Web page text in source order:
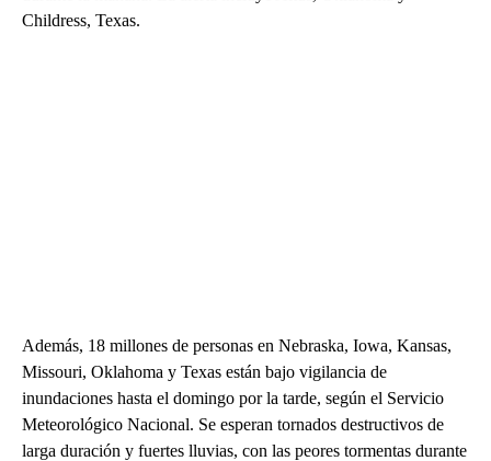
Childress, Texas.
Además, 18 millones de personas en Nebraska, Iowa, Kansas,
Missouri, Oklahoma y Texas están bajo vigilancia de
inundaciones hasta el domingo por la tarde, según el Servicio
Meteorológico Nacional. Se esperan tornados destructivos de
larga duración y fuertes lluvias, con las peores tormentas durante